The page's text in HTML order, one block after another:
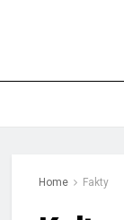
Home Fakty